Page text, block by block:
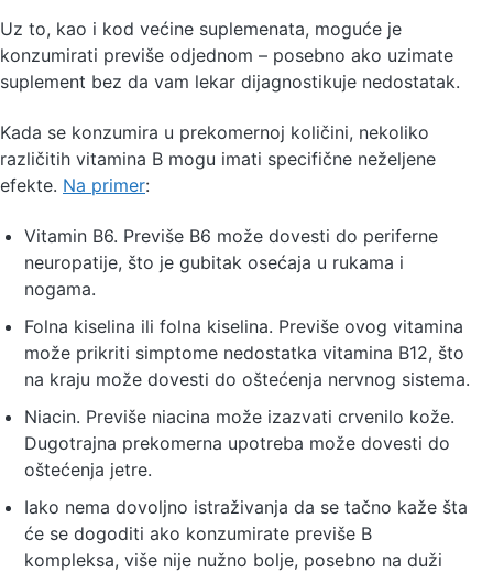
Uz to, kao i kod većine suplemenata, moguće je
konzumirati previše odjednom – posebno ako uzimate
suplement bez da vam lekar dijagnostikuje nedostatak.
Kada se konzumira u prekomernoj količini, nekoliko
različitih vitamina B mogu imati specifične neželjene
efekte. Na primer:
Vitamin B6. Previše B6 može dovesti do periferne
neuropatije, što je gubitak osećaja u rukama i
nogama.
Folna kiselina ili folna kiselina. Previše ovog vitamina
može prikriti simptome nedostatka vitamina B12, što
na kraju može dovesti do oštećenja nervnog sistema.
Niacin. Previše niacina može izazvati crvenilo kože.
Dugotrajna prekomerna upotreba može dovesti do
oštećenja jetre.
Iako nema dovoljno istraživanja da se tačno kaže šta
će se dogoditi ako konzumirate previše B
kompleksa, više nije nužno bolje, posebno na duži